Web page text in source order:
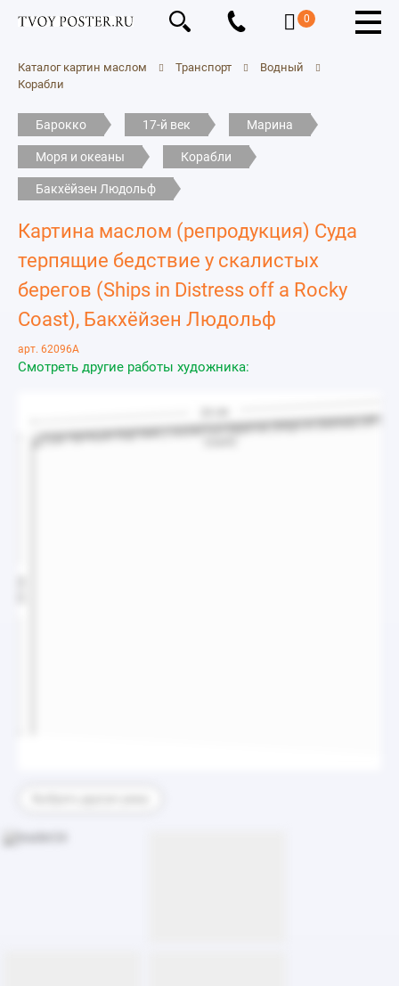
0
Каталог картин маслом Транспорт
Водный
Корабли
Барокко 17-й век Марина
Моря и океаны Корабли
Бакхёйзен Людольф
Картина маслом (репродукция) Суда
терпящие бедствие у скалистых
берегов (Ships in Distress off a Rocky
Coast), Бакхёйзен Людольф
арт. 62096A
Смотреть другие работы художника: